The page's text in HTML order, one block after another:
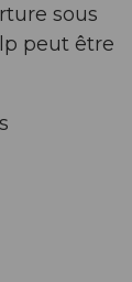
sous
peut être